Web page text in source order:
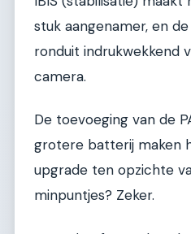
stuk aangenamer, en
ronduit indrukwekkend
camera.
De toevoeging van de
grotere batterij maken
upgrade ten opzichte
minpuntjes? Zeker.